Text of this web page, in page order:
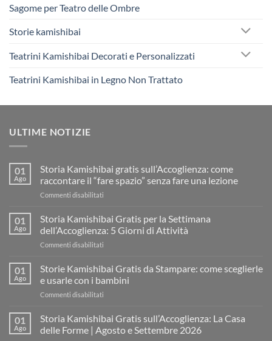
Sagome per Teatro delle Ombre
Storie kamishibai
Teatrini Kamishibai Decorati e Personalizzati
Teatrini Kamishibai in Legno Non Trattato
ULTIME NOTIZIE
01
Ago
Storia Kamishibai gratis sull’Accoglienza: come
raccontare il “fare spazio” senza fare una lezione
Commenti disabilitati
Kamishibai
sull’Accoglienza:
il
“fare
una
lezione
01
Ago
Storia Kamishibai Gratis per la Settimana
dell’Accoglienza: 5 Giorni di Attività
Commenti disabilitati
Kamishibai
per
dell’Accoglienza:
Giorni
01
Ago
Storie Kamishibai Gratis da Stampare: come sceglierle
e usarle con i bambini
Commenti disabilitati
Kamishibai
da
01
Ago
Storia Kamishibai Gratis sull’Accoglienza: La Casa
delle Forme | Agosto e Settembre 2026